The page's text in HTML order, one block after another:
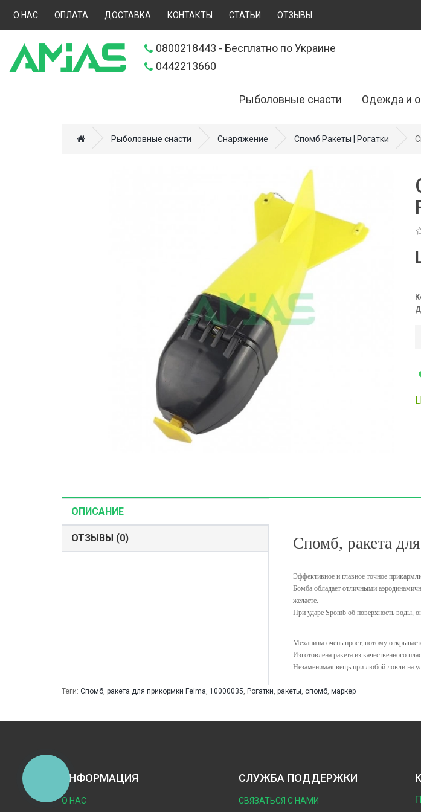
О НАС ОПЛАТА ДОСТАВКА КОНТАКТЫ СТАТЬИ ОТЗЫВЫ
0800218443 - Бесплатно по Украине
0442213660
Рыболовные снасти
Искусственные приманки (0)
Удилища (70)
Катушки (57)
Леска, шнуры (20)
Снаряжение (69)
Корма и наживки (0)
Рыболовные сети (99)
Зимние снасти (126)
Одежда и
Одежда для рыбалки
Рыболовные снасти Снаряжение Спомб Ракеты | Рогатки
ОПИСАНИЕ
ОТЗЫВЫ (0) Спомб, ракета
Эффективное и главное точное
Бомба обладает отличными
желаете.
При ударе Spomb об поверхность воды,
Механизм очень прост, потому
Изготовлена ракета из качественного
Незаменимая вещь при любой ловли на
Теги: Спомб, ракета для прикормки Feima, 10000035, Рогатки, ракеты, спомб, маркер
ИНФОРМАЦИЯ
О НАС
СЛУЖБА ПОДДЕРЖКИ
СВЯЗАТЬСЯ С НАМИ